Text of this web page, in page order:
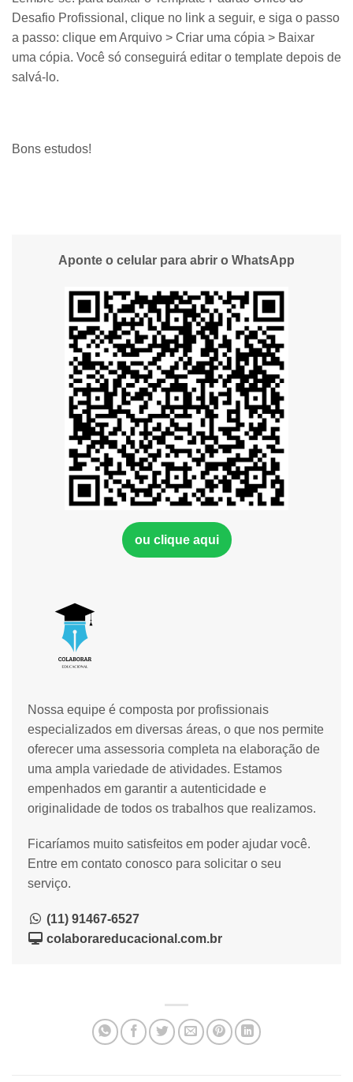
Desafio Profissional, clique no link a seguir, e siga o passo
a passo: clique em Arquivo > Criar uma cópia > Baixar
uma cópia. Você só conseguirá editar o template depois de
salvá-lo.
Bons estudos!
Nossa equipe é composta por profissionais
especializados em diversas áreas, o que nos permite
oferecer uma assessoria completa na elaboração de
uma ampla variedade de atividades. Estamos
empenhados em garantir a autenticidade e
originalidade de todos os trabalhos que realizamos.
Ficaríamos muito satisfeitos em poder ajudar você.
Entre em contato conosco para solicitar o seu
serviço.
(11) 91467-6527
colaborareducacional.com.br
Aponte o celular para abrir o WhatsApp
ou clique aqui